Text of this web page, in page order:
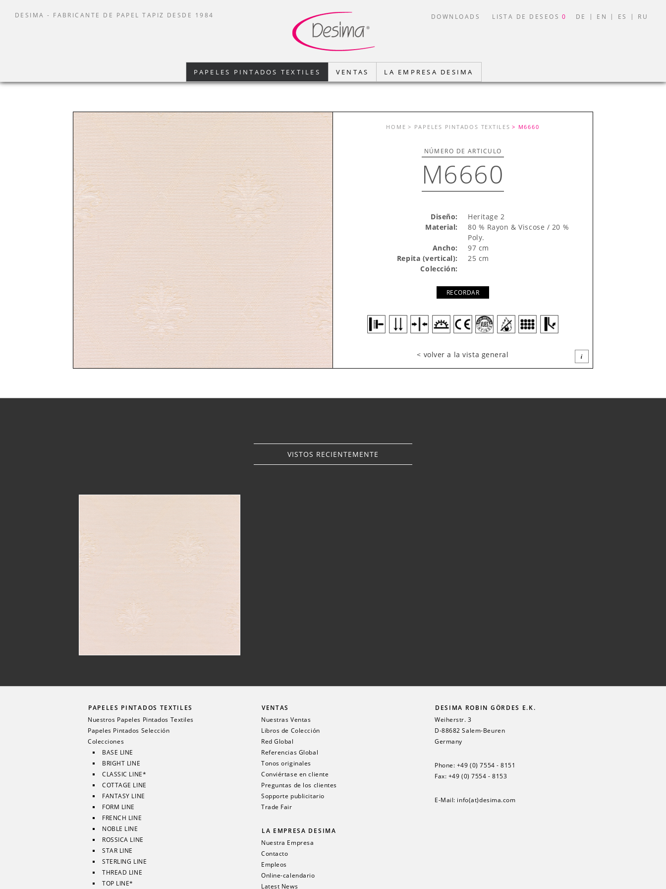
DESIMA - FABRICANTE DE PAPEL TAPIZ DESDE 1984 DOWNLOADS LISTA DE DESEOS0 DE | EN | ES | RU
PAPELES PINTADOS TEXTILES VENTAS LA EMPRESA DESIMA
HOME > PAPELES PINTADOS TEXTILES > M6660
NÚMERO DE ARTICULO
M6660
Diseño:
Heritage 2
Material:
80 % Rayon & Viscose / 20 %
Poly.
Ancho:
97 cm
Repita (vertical):
25 cm
Colección:
RECORDAR
< volver a la vista general i
VISTOS RECIENTEMENTE
PAPELES PINTADOS TEXTILES
Nuestros Papeles Pintados Textiles
Papeles Pintados Selección
Colecciones
BASE LINE
BRIGHT LINE
CLASSIC LINE*
COTTAGE LINE
FANTASY LINE
FORM LINE
FRENCH LINE
NOBLE LINE
ROSSICA LINE
STAR LINE
STERLING LINE
THREAD LINE
TOP LINE*
VENTAS
Nuestras Ventas
Libros de Colección
Red Global
Referencias Global
Tonos originales
Conviértase en cliente
Preguntas de los clientes
Sopporte publicitario
Trade Fair
LA EMPRESA DESIMA
Nuestra Empresa
Contacto
Empleos
Online-calendario
Latest News
DESIMA ROBIN GÖRDES E.K.
Weiherstr. 3
D-88682 Salem-Beuren
Germany
Phone: +49 (0) 7554 - 8151
Fax: +49 (0) 7554 - 8153
E-Mail: info(at)desima.com